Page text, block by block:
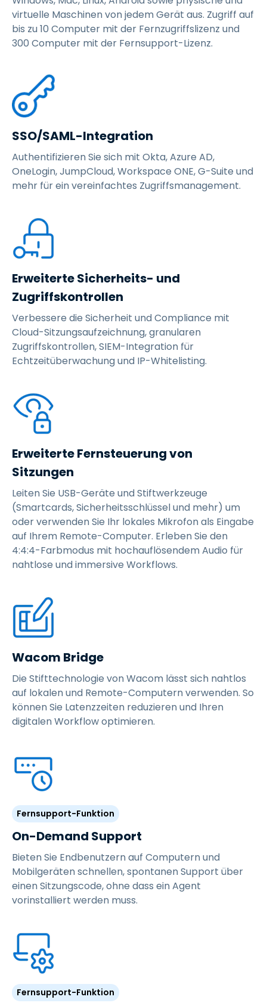
virtuelle Maschinen von jedem Gerät aus. Zugriff auf
bis zu 10 Computer mit der Fernzugriffslizenz und
300 Computer mit der Fernsupport-Lizenz.
SSO/SAML-Integration
Authentifizieren Sie sich mit Okta, Azure AD,
OneLogin, JumpCloud, Workspace ONE, G-Suite und
mehr für ein vereinfachtes Zugriffsmanagement.
Erweiterte Sicherheits- und
Zugriffskontrollen
Verbessere die Sicherheit und Compliance mit
Cloud-Sitzungsaufzeichnung, granularen
Zugriffskontrollen, SIEM-Integration für
Echtzeitüberwachung und IP-Whitelisting.
Erweiterte Fernsteuerung von
Sitzungen
Leiten Sie USB-Geräte und Stiftwerkzeuge
(Smartcards, Sicherheitsschlüssel und mehr) um
oder verwenden Sie Ihr lokales Mikrofon als Eingabe
auf Ihrem Remote-Computer. Erleben Sie den
4:4:4-Farbmodus mit hochauflösendem Audio für
nahtlose und immersive Workflows.
Wacom Bridge
Die Stifttechnologie von Wacom lässt sich nahtlos
auf lokalen und Remote-Computern verwenden. So
können Sie Latenzzeiten reduzieren und Ihren
digitalen Workflow optimieren.
Fernsupport-Funktion
On-Demand Support
Bieten Sie Endbenutzern auf Computern und
Mobilgeräten schnellen, spontanen Support über
einen Sitzungscode, ohne dass ein Agent
vorinstalliert werden muss.
Fernsupport-Funktion